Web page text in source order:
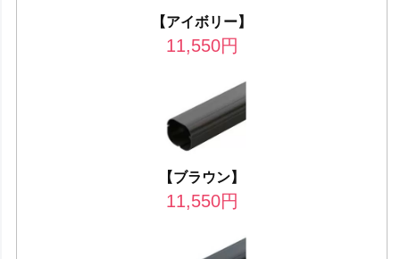
【アイボリー】
11,550円
【ブラウン】
11,550円